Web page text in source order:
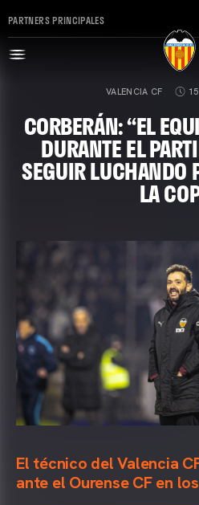
PARTNERS PRINCIPALES
VALENCIA CF
CORBERÁN: “EL
DURANTE EL
SEGUIR LUCHANDO
LA
El técnico del Valencia
ante el Ourense CF en